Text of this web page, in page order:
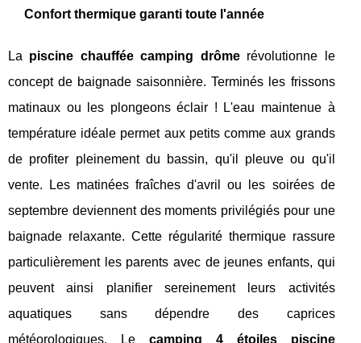
Confort thermique garanti toute l'année
La piscine chauffée camping drômerévolutionne le
concept de baignade saisonnière. Terminés les frissons
matinaux ou les plongeons éclair ! L'eau maintenue à
température idéale permet aux petits comme aux grands
de profiter pleinement du bassin, qu'il pleuve ou qu'il
vente. Les matinées fraîches d'avril ou les soirées de
septembre deviennent des moments privilégiés pour une
baignade relaxante. Cette régularité thermique rassure
particulièrement les parents avec de jeunes enfants, qui
peuvent ainsi planifier sereinement leurs activités
aquatiques sans dépendre des caprices
météorologiques. Le camping 4 étoiles piscine